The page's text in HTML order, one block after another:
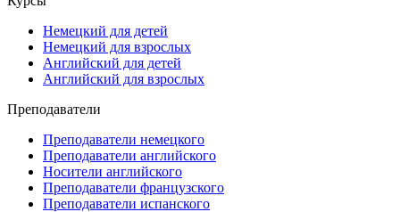
Немецкий для детей
Немецкий для взрослых
Английский для детей
Английский для взрослых
Преподаватели
Преподаватели немецкого
Преподаватели английского
Носители английского
Преподаватели французского
Преподаватели испанского